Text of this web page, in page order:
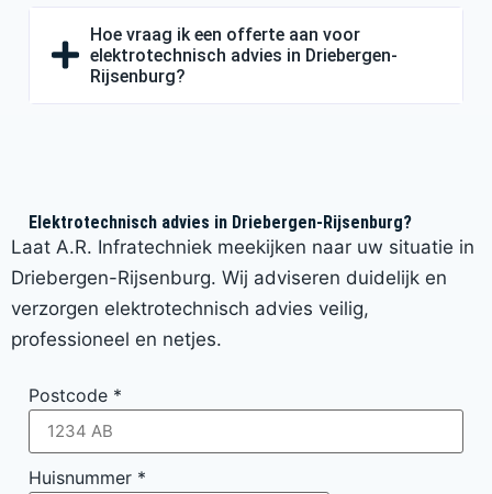
Hoe vraag ik een offerte aan voor
elektrotechnisch advies in Driebergen-
Rijsenburg?
Elektrotechnisch advies in Driebergen-Rijsenburg?
Laat A.R. Infratechniek meekijken naar uw situatie in
Driebergen-Rijsenburg. Wij adviseren duidelijk en
verzorgen elektrotechnisch advies veilig,
professioneel en netjes.
Postcode *
Huisnummer *